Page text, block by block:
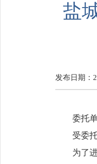
盐
发布日期：
委托
受委
为了